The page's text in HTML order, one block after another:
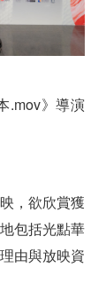
.mov》導演
，欲欣賞獲
包括光點華
由與放映資